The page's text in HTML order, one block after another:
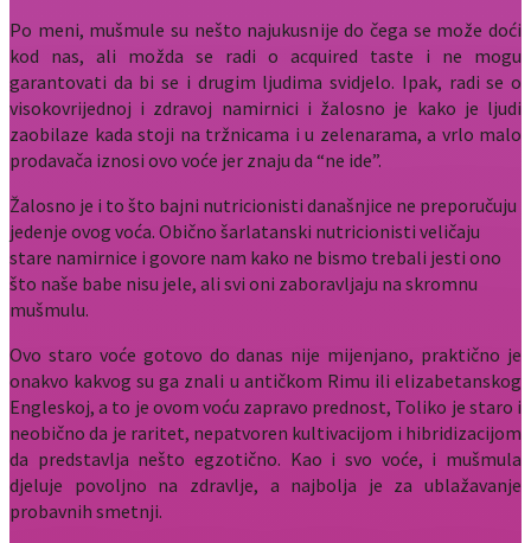
Po meni, mušmule su nešto najukusnije do čega se može doći
kod nas, ali možda se radi o acquired taste i ne mogu
garantovati da bi se i drugim ljudima svidjelo. Ipak, radi se o
visokovrijednoj i zdravoj namirnici i žalosno je kako je ljudi
zaobilaze kada stoji na tržnicama i u zelenarama, a vrlo malo
prodavača iznosi ovo voće jer znaju da “ne ide”.
Žalosno je i to što bajni nutricionisti današnjice ne preporučuju
jedenje ovog voća. Obično šarlatanski nutricionisti veličaju
stare namirnice i govore nam kako ne bismo trebali jesti ono
što naše babe nisu jele, ali svi oni zaboravljaju na skromnu
mušmulu.
Ovo staro voće gotovo do danas nije mijenjano, praktično je
onakvo kakvog su ga znali u antičkom Rimu ili elizabetanskog
Engleskoj, a to je ovom voću zapravo prednost, Toliko je staro i
neobično da je raritet, nepatvoren kultivacijom i hibridizacijom
da predstavlja nešto egzotično. Kao i svo voće, i mušmula
djeluje povoljno na zdravlje, a najbolja je za ublažavanje
probavnih smetnji.